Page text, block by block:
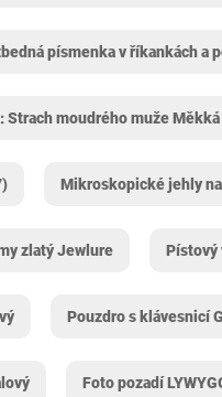
písmenka v říkankách a
Strach moudrého muže
Mikroskopické jehly
zlatý Jewlure Pístový
Pouzdro s klávesnicí
Foto pozadí